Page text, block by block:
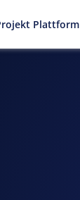
Plattform